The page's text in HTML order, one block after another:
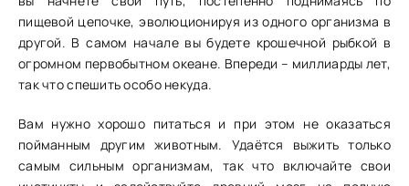
пищевой цепочке, эволюционируя из одного организма в
другой. В самом начале вы будете крошечной рыбкой в
огромном первобытном океане. Впереди – миллиарды лет,
так что спешить особо некуда.
Вам нужно хорошо питаться и при этом не оказаться
пойманным другим животным. Удаётся выжить только
самым сильным организмам, так что включайте свои